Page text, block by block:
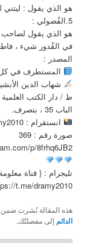
هو الذي يقول :
5.الفُضولي :
هو الذي يقول لصاحب
في القُدور شيء ،
المصدر :
المستطرف في
شهاب الدين
ط / دار الكتب العلمية ”
الباب 35 ، بتصرف.
انستقرام : dramy2010
صورة رقم : 369
p/8frhq6JB2_/
تليجرام : { قناة
t.me/dramy2010
هذه المقالة نُشرت
الدائم إلى مفضلتّك.